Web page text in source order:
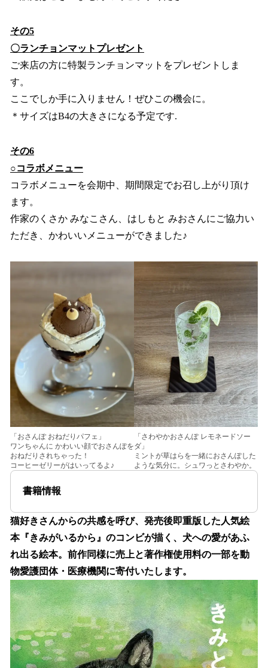
その5
〇ランチョンマットプレゼント
ご来店の方に特製ランチョンマットをプレゼントしま
す。
ここでしか手に入りません！ぜひこの機会に。
＊サイズはB4の大きさになる予定です.
その6
○コラボメニュー
コラボメニューを会期中、期間限定でお召し上がり頂け
ます。
作家のくさか みなこさん、はしもと みおさんにご協力い
ただき、かわいいメニューができました♪
「おさんぽ おねだりパフェ」
ワンちゃんに かわいい顔でおさんぽを
おねだりされちゃった！
コーヒーゼリーがはいってるよ♪
「さわやかおさんぽ レモネードソー
ダ」
ミントが草はらを一緒におさんぽした
ような気分に。シュワっとさわやか。
書籍情報
猫好きさんからの共感を呼び、発売後即重版した人気絵
本『きみがいるから』のコンビが描く、犬への愛があふ
れ出る絵本。前作同様に売上と著作権使用料の一部を動
物愛護団体・医療機関に寄付いたします。